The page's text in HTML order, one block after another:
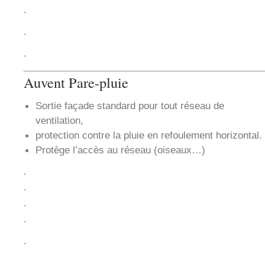
.
.
.
Auvent Pare-pluie
Sortie façade standard pour tout réseau de
ventilation,
protection contre la pluie en refoulement horizontal.
Protège l’accès au réseau (oiseaux…)
.
.
.
.
.